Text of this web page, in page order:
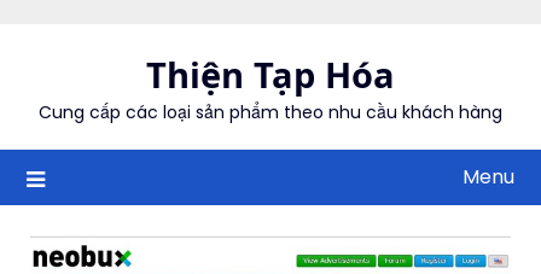
Thiện Tạp Hóa
Cung cấp các loại sản phẩm theo nhu cầu khách hàng
Menu